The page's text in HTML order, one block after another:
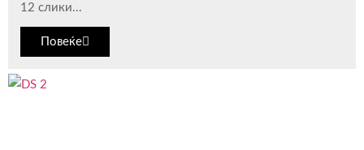
12 слики...
Повеќе